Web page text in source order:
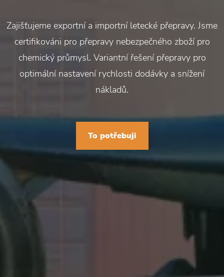
Zajišťujeme exportní a importní letecké přepravy. Jsme
certifikováni pro přepravy nebezpečného zboží pro
chemický průmysl. Variantní řešení přepravy pro
optimální nastavení rychlosti dodávky a snížení
nákladů.
To potřebuji